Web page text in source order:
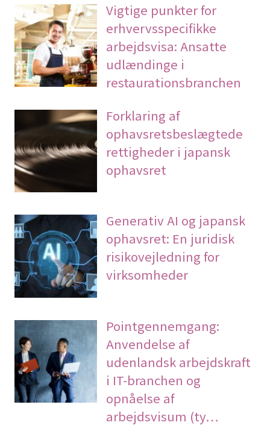
Vigtige punkter for
erhvervsspecifikke
arbejdsvisa: Ansatte
udlændinge i
restaurationsbranchen
Forklaring af
ophavsretsbeslægtede
rettigheder i japansk
ophavsret
Generativ AI og japansk
ophavsret: En juridisk
risikovejledning for
virksomheder
Pointgennemgang:
Anvendelse af
udenlandsk arbejdskraft
i IT-branchen og
opnåelse af
arbejdsvisum (ty…